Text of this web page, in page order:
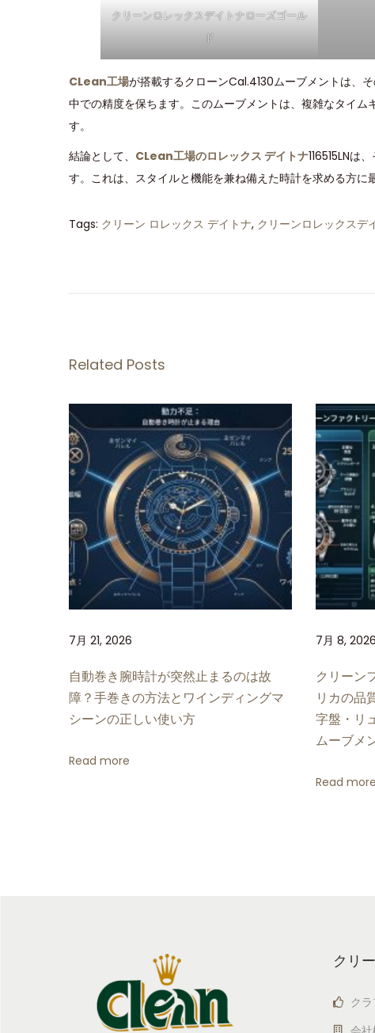
クリーンロレックスデイトナローズゴール
ド
CLean工場が搭載するクローンCal.4130ムーブメントは、
中での精度を保ちます。このムーブメントは、複雑なタイ
す。
結論として、 CLean工場のロレックス デイトナ116515LNは
す。これは、スタイルと機能を兼ね備えた時計を求める方に
Tags: クリーン ロレックス デイトナ, クリーンロレックスデ
ァ
ト
リ
ー
製
ロ
レ
ッ
ク
ス
シ
ド
ゥ
エ
ラ
デ
Related Posts
7月 21, 2026
自動巻き腕時計が突然止まるのは故
障？手巻きの方法とワインディングマ
シーンの正しい使い方
Read more
7月 8, 2026
クリーン
リカの品
字盤・リ
ムーブメ
Read more
クリ
ク